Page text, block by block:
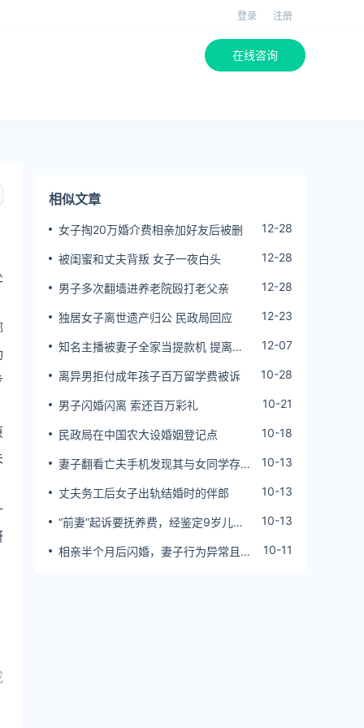
登录 注册
在线咨询
相似文章
女子掏20万婚介费相亲加好友后被删 12-28
被闺蜜和丈夫背叛 女子一夜白头 12-28
男子多次翻墙进养老院殴打老父亲 12-28
独居女子离世遗产归公 民政局回应 12-23
知名主播被妻子全家当提款机 提离婚
12-07
离异男拒付成年孩子百万留学费被诉 10-28
男子闪婚闪离 索还百万彩礼 10-21
民政局在中国农大设婚姻登记点 10-18
妻子翻看亡夫手机发现其与女同学存婚
10-13
丈夫务工后女子出轨结婚时的伴郎 10-13
“前妻”起诉要抚养费，经鉴定9岁儿子
10-13
相亲半个月后闪婚，妻子行为异常且持
10-11